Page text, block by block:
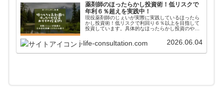
薬剤師のほったらかし投資術！低リスクで
年利６％超えを実践中！
現役薬剤師のじぇいが実際に実践しているほったら
かし投資術！低リスクで利回り６％以上を目指して
投資しています。具体的なほったらかし投資のやり
j-life-consultation.com 2026.06.04